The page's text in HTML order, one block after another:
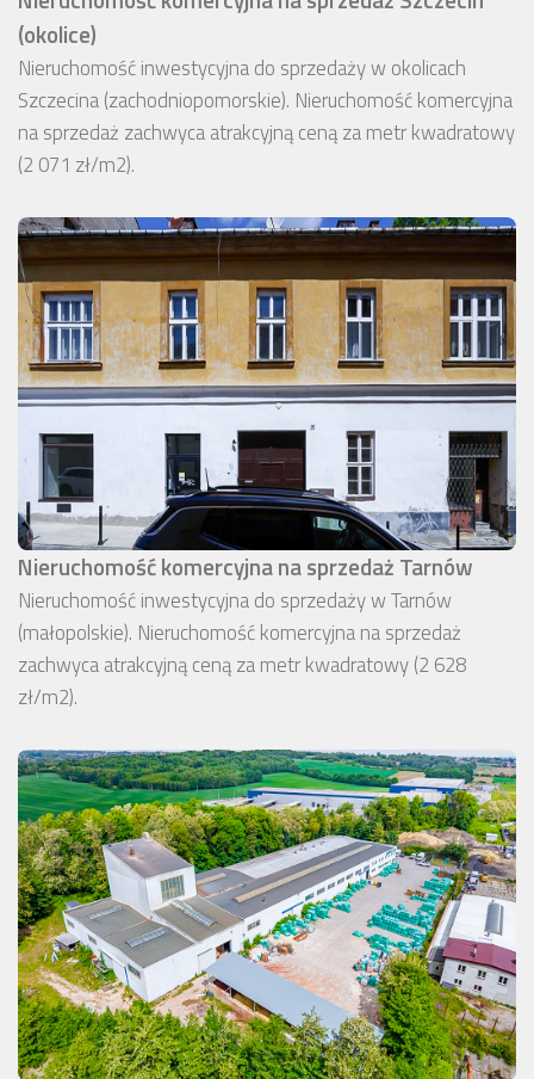
(okolice)
Nieruchomość inwestycyjna do sprzedaży w okolicach
Szczecina (zachodniopomorskie). Nieruchomość komercyjna
na sprzedaż zachwyca atrakcyjną ceną za metr kwadratowy
(2 071 zł/m2).
Nieruchomość komercyjna na sprzedaż Tarnów
Nieruchomość inwestycyjna do sprzedaży w Tarnów
(małopolskie). Nieruchomość komercyjna na sprzedaż
zachwyca atrakcyjną ceną za metr kwadratowy (2 628
zł/m2).